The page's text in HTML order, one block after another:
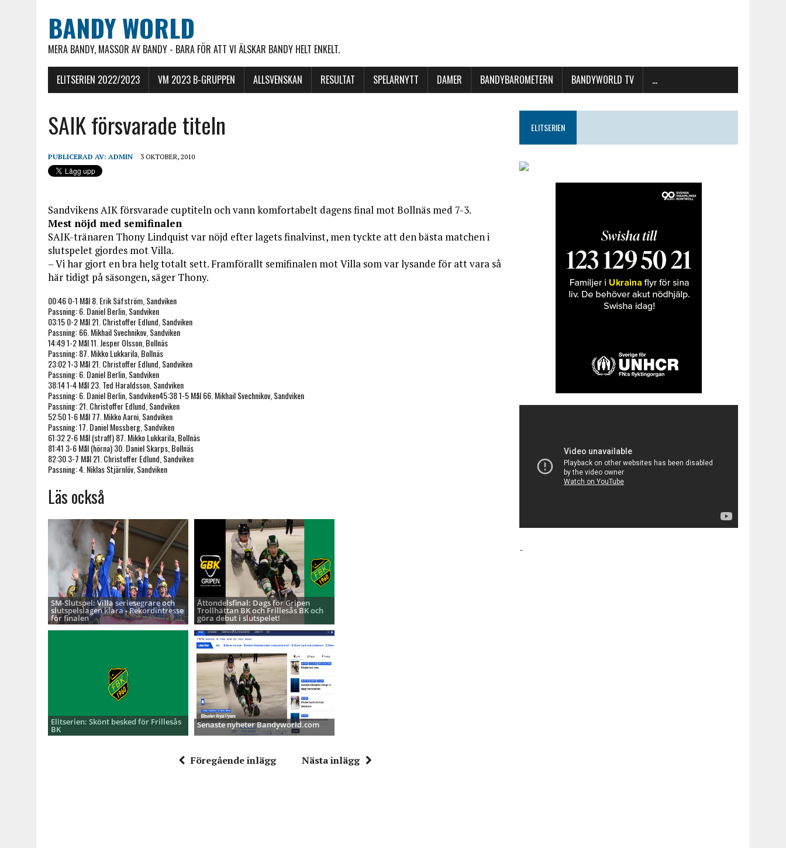
BANDY WORLD
MERA BANDY, MASSOR AV BANDY - BARA FÖR ATT VI ÄLSKAR BANDY HELT ENKELT.
ELITSERIEN 2022/2023 VM 2023 B-GRUPPEN ALLSVENSKAN RESULTAT SPELARNYTT DAMER BANDYBAROMETERN BANDYWORLD TV …
SAIK försvarade titeln
PUBLICERAD AV: ADMIN 3 OKTOBER, 2010
Sandvikens AIK försvarade cuptiteln och vann komfortabelt dagens final mot Bollnäs med 7-3.
Mest nöjd med semifinalen
SAIK-tränaren Thony Lindquist var nöjd efter lagets finalvinst, men tyckte att den bästa matchen i
slutspelet gjordes mot Villa.
– Vi har gjort en bra helg totalt sett. Framförallt semifinalen mot Villa som var lysande för att vara så
här tidigt på säsongen, säger Thony.
00:46 0-1 Mål 8. Erik Säfström, Sandviken
Passning: 6. Daniel Berlin, Sandviken
03:15 0-2 Mål 21. Christoffer Edlund, Sandviken
Passning: 66. Mikhail Svechnikov, Sandviken
14:49 1-2 Mål 11. Jesper Olsson, Bollnäs
Passning: 87. Mikko Lukkarila, Bollnäs
23:02 1-3 Mål 21. Christoffer Edlund, Sandviken
Passning: 6. Daniel Berlin, Sandviken
38:14 1-4 Mål 23. Ted Haraldsson, Sandviken
Passning: 6. Daniel Berlin, Sandviken45:38 1-5 Mål 66. Mikhail Svechnikov, Sandviken
Passning: 21. Christoffer Edlund, Sandviken
52:50 1-6 Mål 77. Mikko Aarni, Sandviken
Passning: 17. Daniel Mossberg, Sandviken
61:32 2-6 Mål (straff) 87. Mikko Lukkarila, Bollnäs
81:41 3-6 Mål (hörna) 30. Daniel Skarps, Bollnäs
82:30 3-7 Mål 21. Christoffer Edlund, Sandviken
Passning: 4. Niklas Stjärnlöv, Sandviken
Läs också
SM-Slutspel: Villa seriesegrare och
slutspelslagen klara - Rekordintresse
för finalen
Åttondelsfinal: Dags för Gripen
Trollhättan BK och Frillesås BK och
göra debut i slutspelet!
Elitserien: Skönt besked för Frillesås
BK Senaste nyheter Bandyworld.com
Föregående inlägg Nästa inlägg
ELITSERIEN
-